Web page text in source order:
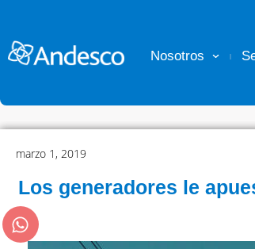
Nosotros
marzo 1, 2019
Los generadores le